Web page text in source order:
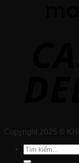
Copyright 2025 ©
Tìm
kiếm: